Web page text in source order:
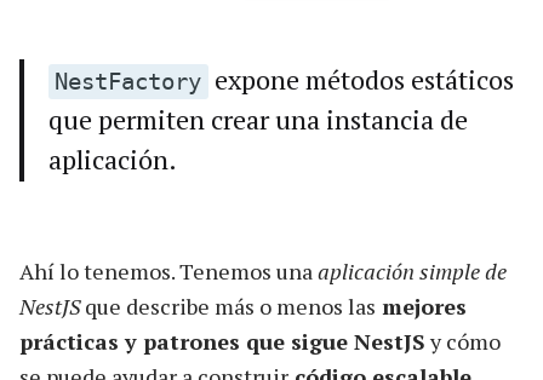
NestFactory expone métodos estáticos
que permiten crear una instancia de
aplicación.
Ahí lo tenemos. Tenemos unaaplicación simple de
NestJSque describe más o menos las mejores
prácticas y patrones que sigue NestJS y cómo